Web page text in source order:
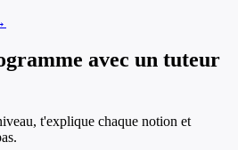
avec un tuteur
t'explique chaque notion et